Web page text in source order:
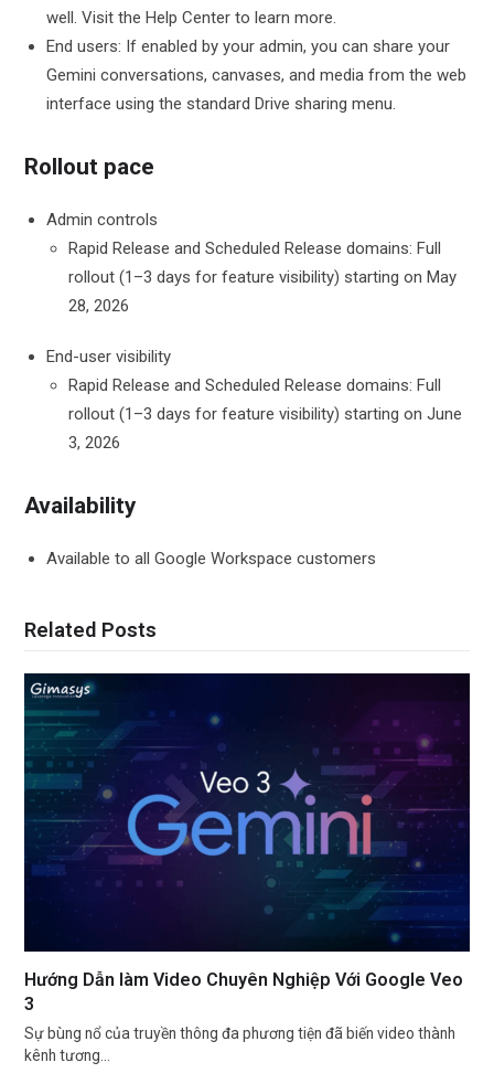
well. Visit the Help Center to learn more.
End users: If enabled by your admin, you can share your
Gemini conversations, canvases, and media from the web
interface using the standard Drive sharing menu.
Rollout pace
Admin controls
Rapid Release and Scheduled Release domains: Full
rollout (1–3 days for feature visibility) starting on May
28, 2026
End-user visibility
Rapid Release and Scheduled Release domains: Full
rollout (1–3 days for feature visibility) starting on June
3, 2026
Availability
Available to all Google Workspace customers
Related Posts
Hướng Dẫn làm Video Chuyên Nghiệp Với Google Veo
3
Sự bùng nổ của truyền thông đa phương tiện đã biến video thành
kênh tương…